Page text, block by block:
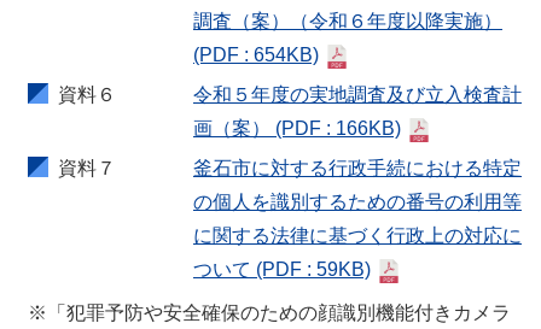
調査（案）（令和６年度以降実施）
(PDF : 654KB)
資料６
令和５年度の実地調査及び立入検査計
画（案） (PDF : 166KB)
資料７
釜石市に対する行政手続における特定
の個人を識別するための番号の利用等
に関する法律に基づく行政上の対応に
ついて (PDF : 59KB)
※「犯罪予防や安全確保のための顔識別機能付きカメラ